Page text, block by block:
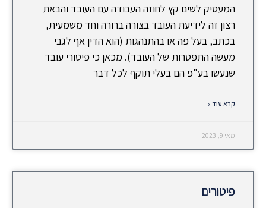
המעסיק לשים קץ לחוזה העבודה עם העובד והבאת
רצון זה לידיעת העובד בצורה ברורה וחד משמעית,
בכתב, בעל פה או בהתנהגות (הוא הדין אף לגבי
מעשה התפטרות של העובד). מכאן כי פיטורי עובד
שנעשו בע"פ הם בעלי תוקף לכל דבר
קרא עוד »
מאי 9, 2023
פיטורים